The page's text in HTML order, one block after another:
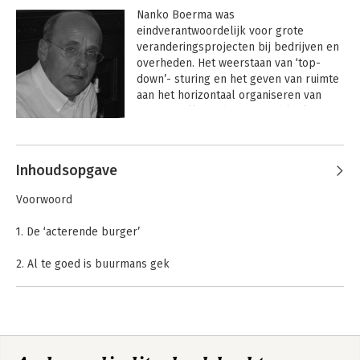
Nanko Boerma was
eindverantwoordelijk voor grote
veranderingsprojecten bij bedrijven en
overheden. Het weerstaan van ‘top-
down’- sturing en het geven van ruimte
aan het horizontaal organiseren van
voorwaarden voor waardevolle
Inhoudsopgave
Voorwoord
1. De ‘acterende burger’
2. Al te goed is buurmans gek